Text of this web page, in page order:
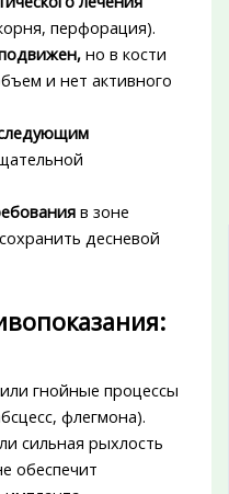
перфорация).
но в кости
и нет активного
в зоне
десневой
гнойные процессы
флегмона).
сильная рыхлость
обеспечит